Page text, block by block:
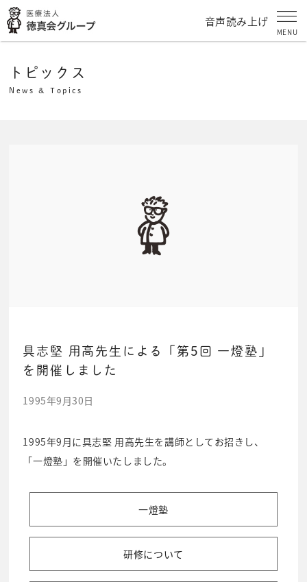
音声読み上げ
MENU
トピックス
News & Topics
具志堅 用高先生による「第5回 一燈塾」
を開催しました
1995年9月30日
1995年9月に具志堅 用高先生を講師としてお招きし、
「一燈塾」を開催いたしました。
一燈塾
研修について